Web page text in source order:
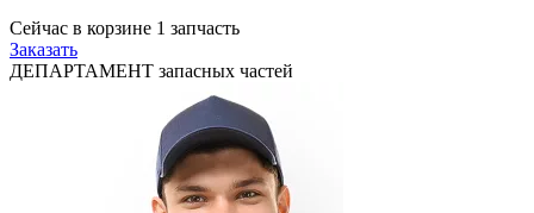
Сейчас в корзине 1 запчасть
Заказать
ДЕПАРТАМЕНТ запасных частей